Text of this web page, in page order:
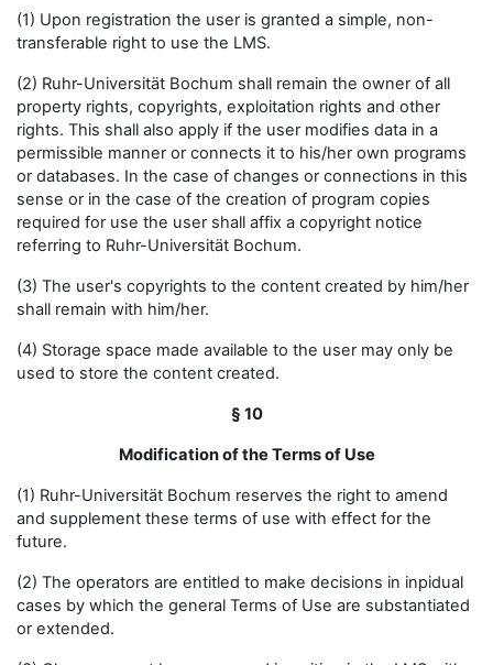
(1) Upon registration the user is granted a simple, non-
transferable right to use the LMS.
(2) Ruhr-Universität Bochum shall remain the owner of all
property rights, copyrights, exploitation rights and other
rights. This shall also apply if the user modifies data in a
permissible manner or connects it to his/her own programs
or databases. In the case of changes or connections in this
sense or in the case of the creation of program copies
required for use the user shall affix a copyright notice
referring to Ruhr-Universität Bochum.
(3) The user's copyrights to the content created by him/her
shall remain with him/her.
(4) Storage space made available to the user may only be
used to store the content created.
§ 10
Modification of the Terms of Use
(1) Ruhr-Universität Bochum reserves the right to amend
and supplement these terms of use with effect for the
future.
(2) The operators are entitled to make decisions in inpidual
cases by which the general Terms of Use are substantiated
or extended.